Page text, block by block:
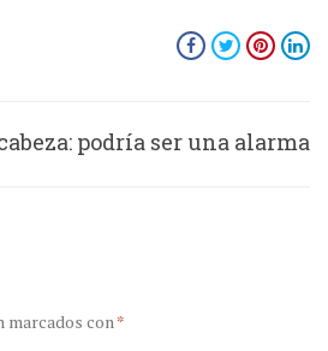
podría ser una alarma
marcados con*